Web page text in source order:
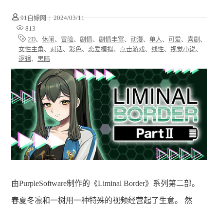
91白嫖网 | 2024/03/11
813
2D、 休闲 、 冒险、 剧情、 剧情丰富、 动漫、 单人 、 可爱、 喜剧 、
女性主角、 对话、 彩色、 恋爱模拟、 点击游戏、 线性、 视觉小说、
逻辑、 黑暗
由PurpleSoftware制作的《Liminal Border》系列第二部。
春夏冬凛和一树用一种特殊的视频经营起了生意。 然